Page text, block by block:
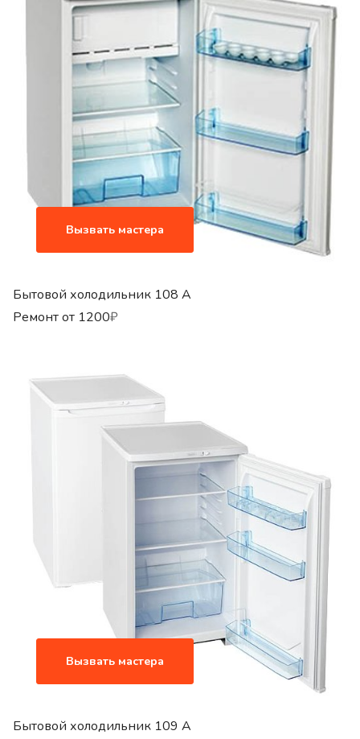
Вызвать мастера
Бытовой холодильник 108 A
Ремонт от 1200₽
Вызвать мастера
Бытовой холодильник 109 A